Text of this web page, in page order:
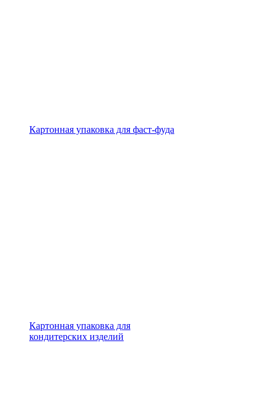
Картонная упаковка для фаст-фуда
Картонная упаковка для
кондитерских изделий